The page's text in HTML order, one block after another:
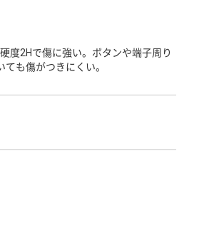
度2Hで傷に強い。ボタンや端子周り
も傷がつきにくい。